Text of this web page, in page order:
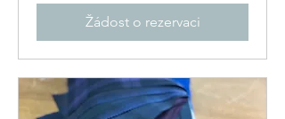
Žádost o rezervaci